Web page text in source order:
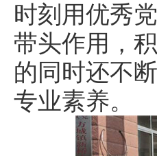
时刻用优秀
带头作用，
的同时还不
专业素养。